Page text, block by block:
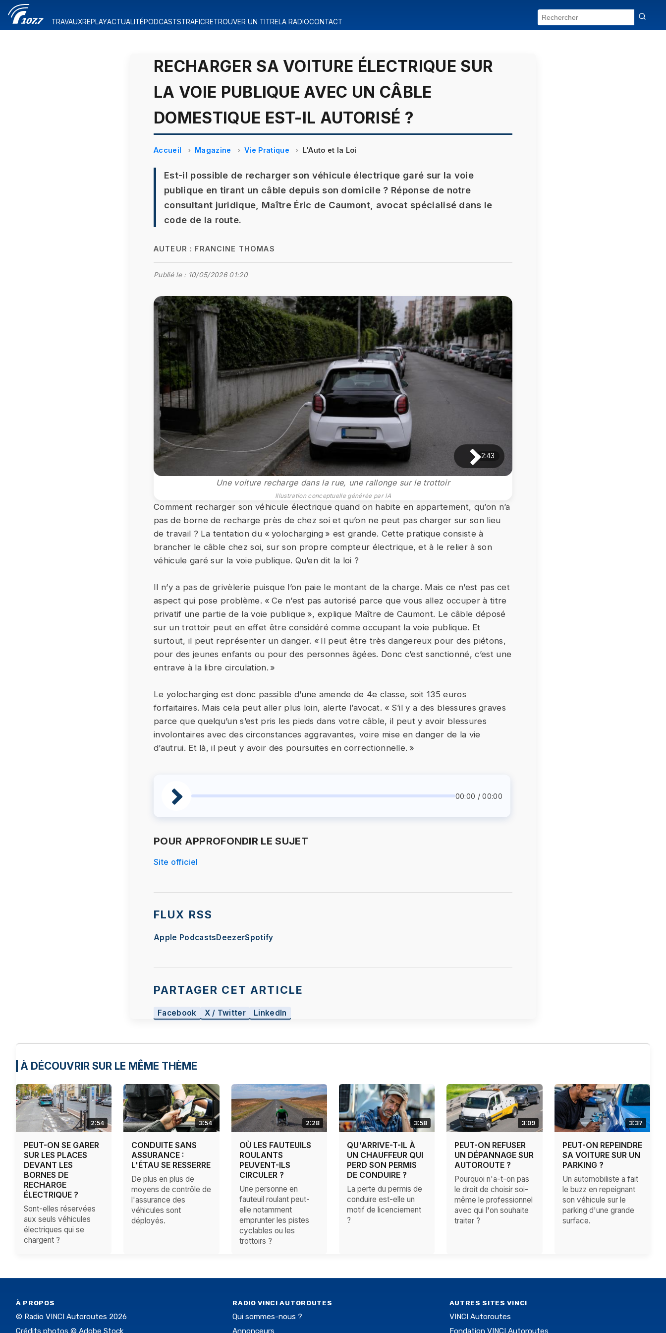
TRAVAUXREPLAYACTUALITÉPODCASTSTRAFICRETROUVER UN TITRELA RADIOCONTACT
RECHARGER SA VOITURE ÉLECTRIQUE SUR
LA VOIE PUBLIQUE AVEC UN CÂBLE
DOMESTIQUE EST-IL AUTORISÉ ?
Accueil Magazine Vie Pratique L'Auto et la Loi
Est-il possible de recharger son véhicule électrique garé sur la voie
publique en tirant un câble depuis son domicile ? Réponse de notre
consultant juridique, Maître Éric de Caumont, avocat spécialisé dans le
code de la route.
AUTEUR : FRANCINE THOMAS
Publié le : 10/05/2026 01:20
2:43
Une voiture recharge dans la rue, une rallonge sur le trottoir
Illustration conceptuelle générée par IA
Comment recharger son véhicule électrique quand on habite en appartement, qu’on n’a
pas de borne de recharge près de chez soi et qu’on ne peut pas charger sur son lieu
de travail ? La tentation du « yolocharging » est grande. Cette pratique consiste à
brancher le câble chez soi, sur son propre compteur électrique, et à le relier à son
véhicule garé sur la voie publique. Qu’en dit la loi ?
Il n’y a pas de grivèlerie puisque l’on paie le montant de la charge. Mais ce n’est pas cet
aspect qui pose problème. « Ce n’est pas autorisé parce que vous allez occuper à titre
privatif une partie de la voie publique », explique Maître de Caumont. Le câble déposé
sur un trottoir peut en effet être considéré comme occupant la voie publique. Et
surtout, il peut représenter un danger. « Il peut être très dangereux pour des piétons,
pour des jeunes enfants ou pour des personnes âgées. Donc c’est sanctionné, c’est une
entrave à la libre circulation. »
Le yolocharging est donc passible d’une amende de 4e classe, soit 135 euros
forfaitaires. Mais cela peut aller plus loin, alerte l’avocat. « S’il y a des blessures graves
parce que quelqu’un s’est pris les pieds dans votre câble, il peut y avoir blessures
involontaires avec des circonstances aggravantes, voire mise en danger de la vie
d’autrui. Et là, il peut y avoir des poursuites en correctionnelle. »
00:00 / 00:00
POUR APPROFONDIR LE SUJET
Site officiel
FLUX RSS
Apple Podcasts DeezerSpotify
PARTAGER CET ARTICLE
Facebook X / Twitter LinkedIn
À DÉCOUVRIR SUR LE MÊME THÈME
2:54
PEUT-ON SE GARER
SUR LES PLACES
DEVANT LES
BORNES DE
RECHARGE
ÉLECTRIQUE ?
Sont-elles réservées
aux seuls véhicules
électriques qui se
chargent ?
3:54
CONDUITE SANS
ASSURANCE :
L'ÉTAU SE RESSERRE
De plus en plus de
moyens de contrôle de
l'assurance des
véhicules sont
déployés.
2:28
OÙ LES FAUTEUILS
ROULANTS
PEUVENT-ILS
CIRCULER ?
Une personne en
fauteuil roulant peut-
elle notamment
emprunter les pistes
cyclables ou les
trottoirs ?
3:58
QU'ARRIVE-T-IL À
UN CHAUFFEUR QUI
PERD SON PERMIS
DE CONDUIRE ?
La perte du permis de
conduire est-elle un
motif de licenciement
?
3:09
PEUT-ON REFUSER
UN DÉPANNAGE SUR
AUTOROUTE ?
Pourquoi n'a-t-on pas
le droit de choisir soi-
même le professionnel
avec qui l'on souhaite
traiter ?
3:37
PEUT-ON REPEINDRE
SA VOITURE SUR UN
PARKING ?
Un automobiliste a fait
le buzz en repeignant
son véhicule sur le
parking d'une grande
surface.
À PROPOS
© Radio VINCI Autoroutes 2026
Crédits photos © Adobe Stock
RADIO VINCI AUTOROUTES
Qui sommes-nous ?
Annonceurs
AUTRES SITES VINCI
VINCI Autoroutes
Fondation VINCI Autoroutes